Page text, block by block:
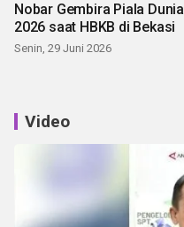
Nobar Gembira Piala Dunia
2026 saat HBKB di Bekasi
Senin, 29 Juni 2026
Video